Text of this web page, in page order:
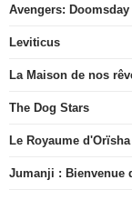
Avengers: Doomsday
Leviticus
La Maison de nos
The Dog Stars
Le Royaume d'Orïsha
Jumanji : Bienvenue